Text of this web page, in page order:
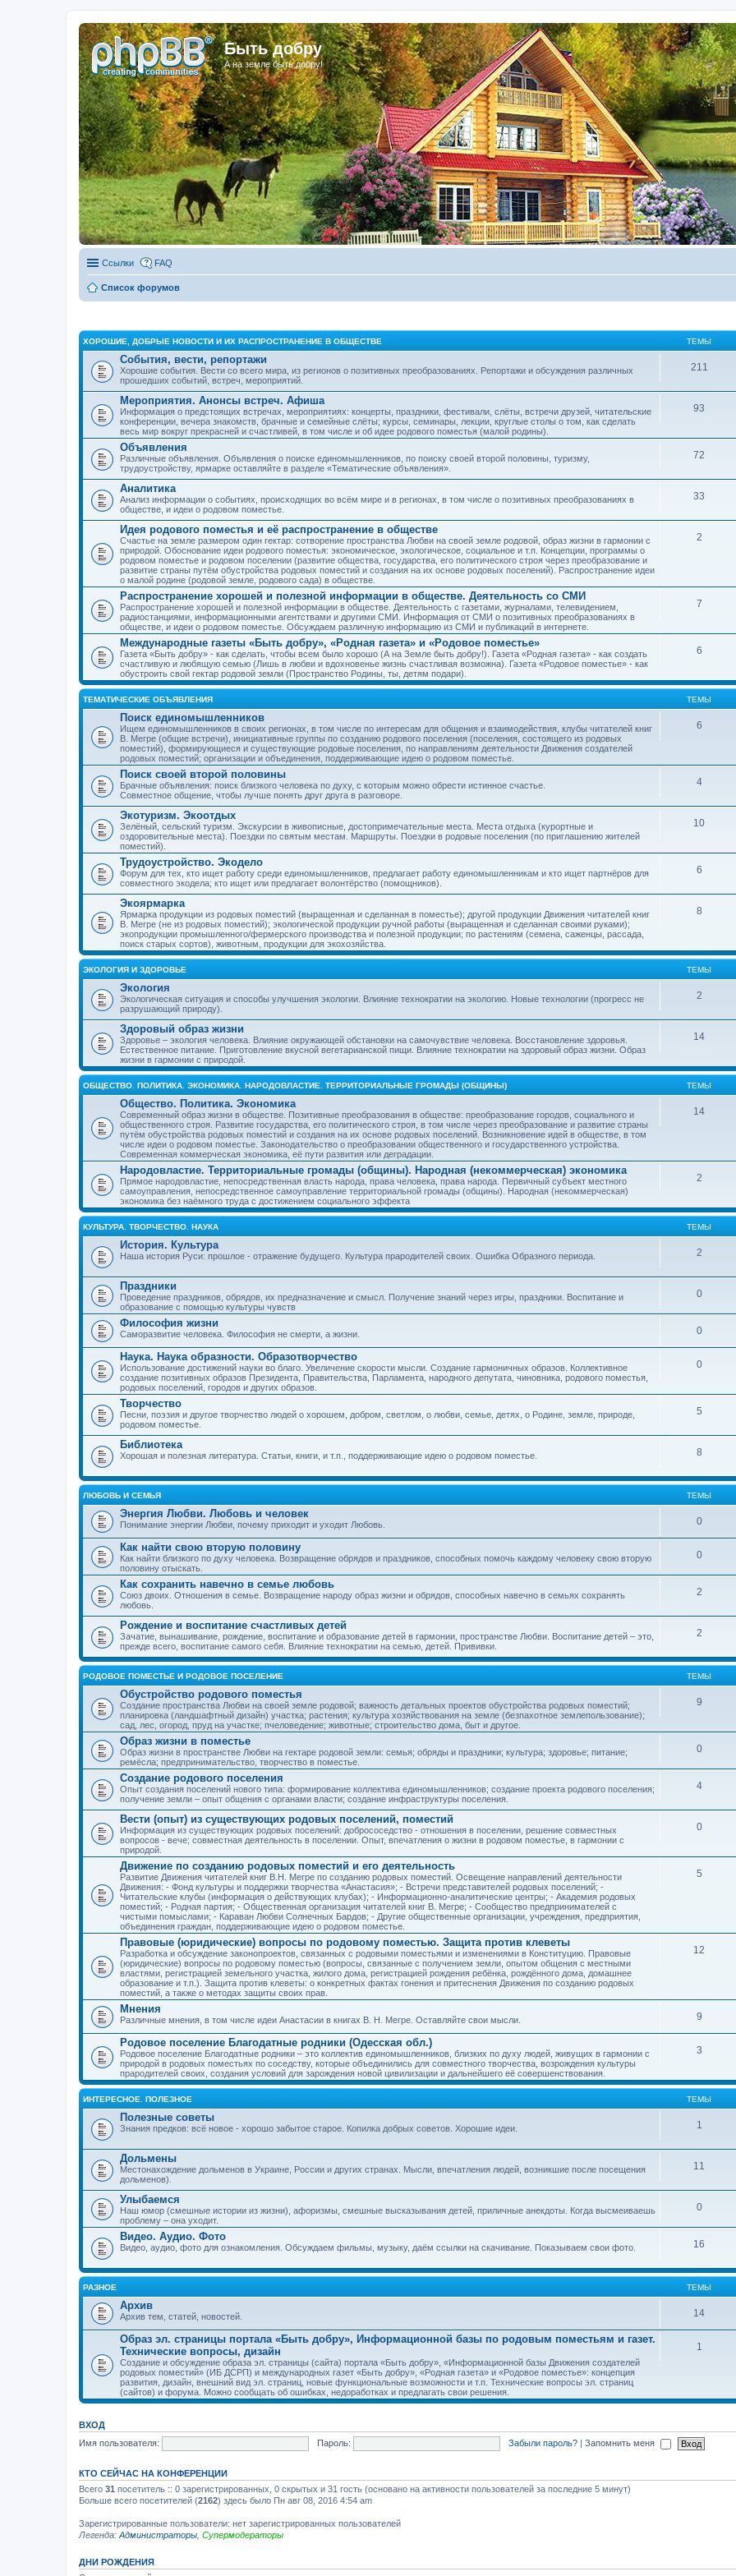
Быть добру
А на земле быть добру!
Ссылки FAQ
Список форумов
ХОРОШИЕ, ДОБРЫЕ НОВОСТИ И ИХ РАСПРОСТРАНЕНИЕ В ОБЩЕСТВЕ ТЕМЫ
События, вести, репортажи
Хорошие события. Вести со всего мира, из регионов о позитивных преобразованиях. Репортажи и обсуждения различных
прошедших событий, встреч, мероприятий.
211
Мероприятия. Анонсы встреч. Афиша
Информация о предстоящих встречах, мероприятиях: концерты, праздники, фестивали, слёты, встречи друзей, читательские
конференции, вечера знакомств, брачные и семейные слёты; курсы, семинары, лекции, круглые столы о том, как сделать
весь мир вокруг прекрасней и счастливей, в том числе и об идее родового поместья (малой родины).
93
Объявления
Различные объявления. Объявления о поиске единомышленников, по поиску своей второй половины, туризму,
трудоустройству, ярмарке оставляйте в разделе «Тематические объявления».
72
Аналитика
Анализ информации о событиях, происходящих во всём мире и в регионах, в том числе о позитивных преобразованиях в
обществе, и идеи о родовом поместье.
33
Идея родового поместья и её распространение в обществе
Счастье на земле размером один гектар: сотворение пространства Любви на своей земле родовой, образ жизни в гармонии с
природой. Обоснование идеи родового поместья: экономическое, экологическое, социальное и т.п. Концепции, программы о
родовом поместье и родовом поселении (развитие общества, государства, его политического строя через преобразование и
развитие страны путём обустройства родовых поместий и создания на их основе родовых поселений). Распространение идеи
о малой родине (родовой земле, родового сада) в обществе.
2
Распространение хорошей и полезной информации в обществе. Деятельность со СМИ
Распространение хорошей и полезной информации в обществе. Деятельность с газетами, журналами, телевидением,
радиостанциями, информационными агентствами и другими СМИ. Информация от СМИ о позитивных преобразованиях в
обществе, и идеи о родовом поместье. Обсуждаем различную информацию из СМИ и публикаций в интернете.
7
Международные газеты «Быть добру», «Родная газета» и «Родовое поместье»
Газета «Быть добру» - как сделать, чтобы всем было хорошо (А на Земле быть добру!). Газета «Родная газета» - как создать
счастливую и любящую семью (Лишь в любви и вдохновенье жизнь счастливая возможна). Газета «Родовое поместье» - как
обустроить свой гектар родовой земли (Пространство Родины, ты, детям подари).
6
ТЕМАТИЧЕСКИЕ ОБЪЯВЛЕНИЯ ТЕМЫ
Поиск единомышленников
Ищем единомышленников в своих регионах, в том числе по интересам для общения и взаимодействия, клубы читателей книг
В. Мегре (общие встречи), инициативные группы по созданию родового поселения (поселения, состоящего из родовых
поместий), формирующиеся и существующие родовые поселения, по направлениям деятельности Движения создателей
родовых поместий; организации и объединения, поддерживающие идею о родовом поместье.
6
Поиск своей второй половины
Брачные объявления: поиск близкого человека по духу, с которым можно обрести истинное счастье.
Совместное общение, чтобы лучше понять друг друга в разговоре.
4
Экотуризм. Экоотдых
Зелёный, сельский туризм. Экскурсии в живописные, достопримечательные места. Места отдыха (курортные и
оздоровительные места). Поездки по святым местам. Маршруты. Поездки в родовые поселения (по приглашению жителей
поместий).
10
Трудоустройство. Экодело
Форум для тех, кто ищет работу среди единомышленников, предлагает работу единомышленникам и кто ищет партнёров для
совместного экодела; кто ищет или предлагает волонтёрство (помощников).
6
Экоярмарка
Ярмарка продукции из родовых поместий (выращенная и сделанная в поместье); другой продукции Движения читателей книг
В. Мегре (не из родовых поместий); экологической продукции ручной работы (выращенная и сделанная своими руками);
экопродукции промышленного/фермерского производства и полезной продукции; по растениям (семена, саженцы, рассада,
поиск старых сортов), животным, продукции для экохозяйства.
8
ЭКОЛОГИЯ И ЗДОРОВЬЕ ТЕМЫ
Экология
Экологическая ситуация и способы улучшения экологии. Влияние технократии на экологию. Новые технологии (прогресс не
разрушающий природу).
2
Здоровый образ жизни
Здоровье – экология человека. Влияние окружающей обстановки на самочувствие человека. Восстановление здоровья.
Естественное питание. Приготовление вкусной вегетарианской пищи. Влияние технократии на здоровый образ жизни. Образ
жизни в гармонии с природой.
14
ОБЩЕСТВО. ПОЛИТИКА. ЭКОНОМИКА. НАРОДОВЛАСТИЕ. ТЕРРИТОРИАЛЬНЫЕ ГРОМАДЫ (ОБЩИНЫ) ТЕМЫ
Общество. Политика. Экономика
Современный образ жизни в обществе. Позитивные преобразования в обществе: преобразование городов, социального и
общественного строя. Развитие государства, его политического строя, в том числе через преобразование и развитие страны
путём обустройства родовых поместий и создания на их основе родовых поселений. Возникновение идей в обществе, в том
числе идеи о родовом поместье. Законодательство о преобразовании общественного и государственного устройства.
Современная коммерческая экономика, её пути развития или деградации.
14
Народовластие. Территориальные громады (общины). Народная (некоммерческая) экономика
Прямое народовластие, непосредственная власть народа, права человека, права народа. Первичный субъект местного
самоуправления, непосредственное самоуправление территориальной громады (общины). Народная (некоммерческая)
экономика без наёмного труда с достижением социального эффекта
2
КУЛЬТУРА. ТВОРЧЕСТВО. НАУКА ТЕМЫ
История. Культура
Наша история Руси: прошлое - отражение будущего. Культура прародителей своих. Ошибка Образного периода. 2
Праздники
Проведение праздников, обрядов, их предназначение и смысл. Получение знаний через игры, праздники. Воспитание и
образование с помощью культуры чувств
0
Философия жизни
Саморазвитие человека. Философия не смерти, а жизни. 0
Наука. Наука образности. Образотворчество
Использование достижений науки во благо. Увеличение скорости мысли. Создание гармоничных образов. Коллективное
создание позитивных образов Президента, Правительства, Парламента, народного депутата, чиновника, родового поместья,
родовых поселений, городов и других образов.
0
Творчество
Песни, поэзия и другое творчество людей о хорошем, добром, светлом, о любви, семье, детях, о Родине, земле, природе,
родовом поместье.
5
Библиотека
Хорошая и полезная литература. Статьи, книги, и т.п., поддерживающие идею о родовом поместье. 8
ЛЮБОВЬ И СЕМЬЯ ТЕМЫ
Энергия Любви. Любовь и человек
Понимание энергии Любви, почему приходит и уходит Любовь. 0
Как найти свою вторую половину
Как найти близкого по духу человека. Возвращение обрядов и праздников, способных помочь каждому человеку свою вторую
половину отыскать.
0
Как сохранить навечно в семье любовь
Союз двоих. Отношения в семье. Возвращение народу образ жизни и обрядов, способных навечно в семьях сохранять
любовь.
2
Рождение и воспитание счастливых детей
Зачатие, вынашивание, рождение, воспитание и образование детей в гармонии, пространстве Любви. Воспитание детей – это,
прежде всего, воспитание самого себя. Влияние технократии на семью, детей. Прививки.
2
РОДОВОЕ ПОМЕСТЬЕ И РОДОВОЕ ПОСЕЛЕНИЕ ТЕМЫ
Обустройство родового поместья
Создание пространства Любви на своей земле родовой; важность детальных проектов обустройства родовых поместий;
планировка (ландшафтный дизайн) участка; растения; культура хозяйствования на земле (безпахотное землепользование);
сад, лес, огород, пруд на участке; пчеловедение; животные; строительство дома, быт и другое.
9
Образ жизни в поместье
Образ жизни в пространстве Любви на гектаре родовой земли: семья; обряды и праздники; культура; здоровье; питание;
ремёсла; предпринимательство, творчество в поместье.
0
Создание родового поселения
Опыт создания поселений нового типа: формирование коллектива единомышленников; создание проекта родового поселения;
получение земли – опыт общения с органами власти; создание инфраструктуры поселения.
4
Вести (опыт) из существующих родовых поселений, поместий
Информация из существующих родовых поселений: добрососедство - отношения в поселении, решение совместных
вопросов - вече; совместная деятельность в поселении. Опыт, впечатления о жизни в родовом поместье, в гармонии с
природой.
0
Движение по созданию родовых поместий и его деятельность
Развитие Движения читателей книг В.Н. Мегре по созданию родовых поместий. Освещение направлений деятельности
Движения: - Фонд культуры и поддержки творчества «Анастасия»; - Встречи представителей родовых поселений; -
Читательские клубы (информация о действующих клубах); - Информационно-аналитические центры; - Академия родовых
поместий; - Родная партия; - Общественная организация читателей книг В. Мегре; - Сообщество предпринимателей с
чистыми помыслами; - Караван Любви Солнечных Бардов; - Другие общественные организации, учреждения, предприятия,
объединения граждан, поддерживающие идею о родовом поместье.
5
Правовые (юридические) вопросы по родовому поместью. Защита против клеветы
Разработка и обсуждение законопроектов, связанных с родовыми поместьями и изменениями в Конституцию. Правовые
(юридические) вопросы по родовому поместью (вопросы, связанные с получением земли, опытом общения с местными
властями, регистрацией земельного участка, жилого дома, регистрацией рождения ребёнка, рождённого дома, домашнее
образование и т.п.). Защита против клеветы: о конкретных фактах гонения и притеснения Движения по созданию родовых
поместий, а также о методах защиты своих прав.
12
Мнения
Различные мнения, в том числе идеи Анастасии в книгах В. Н. Мегре. Оставляйте свои мысли. 9
Родовое поселение Благодатные родники (Одесская обл.)
Родовое поселение Благодатные родники – это коллектив единомышленников, близких по духу людей, живущих в гармонии с
природой в родовых поместьях по соседству, которые объединились для совместного творчества, возрождения культуры
прародителей своих, создания условий для зарождения новой цивилизации и дальнейшего её совершенствования.
3
ИНТЕРЕСНОЕ. ПОЛЕЗНОЕ ТЕМЫ
Полезные советы
Знания предков: всё новое - хорошо забытое старое. Копилка добрых советов. Хорошие идеи. 1
Дольмены
Местонахождение дольменов в Украине, России и других странах. Мысли, впечатления людей, возникшие после посещения
дольменов).
11
Улыбаемся
Наш юмор (смешные истории из жизни), афоризмы, смешные высказывания детей, приличные анекдоты. Когда высмеиваешь
проблему – она уходит.
0
Видео. Аудио. Фото
Видео, аудио, фото для ознакомления. Обсуждаем фильмы, музыку, даём ссылки на скачивание. Показываем свои фото. 16
РАЗНОЕ ТЕМЫ
Архив
Архив тем, статей, новостей. 14
Образ эл. страницы портала «Быть добру», Информационной базы по родовым поместьям и газет.
Технические вопросы, дизайн
Создание и обсуждение образа эл. страницы (сайта) портала «Быть добру», «Информационной базы Движения создателей
родовых поместий» (ИБ ДСРП) и международных газет «Быть добру», «Родная газета» и «Родовое поместье»: концепция
развития, дизайн, внешний вид эл. страниц, новые функциональные возможности и т.п. Технические вопросы эл. страниц
(сайтов) и форума. Можно сообщать об ошибках, недоработках и предлагать свои решения.
1
ВХОД
Имя пользователя:
Пароль: Забыли пароль? | Запомнить меня
КТО СЕЙЧАС НА КОНФЕРЕНЦИИ
Всего 31 посетитель :: 0 зарегистрированных, 0 скрытых и 31 гость (основано на активности пользователей за последние 5 минут)
Больше всего посетителей (2162) здесь было Пн авг 08, 2016 4:54 am
Зарегистрированные пользователи: нет зарегистрированных пользователей
Легенда: Администраторы Супермодераторы
ДНИ РОЖДЕНИЯ